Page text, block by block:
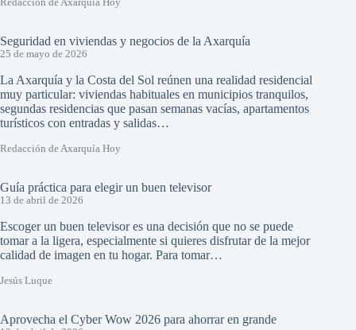
Redacción de Axarquía Hoy
Seguridad en viviendas y negocios de la Axarquía
25 de mayo de 2026
La Axarquía y la Costa del Sol reúnen una realidad residencial
muy particular: viviendas habituales en municipios tranquilos,
segundas residencias que pasan semanas vacías, apartamentos
turísticos con entradas y salidas…
Redacción de Axarquía Hoy
Guía práctica para elegir un buen televisor
13 de abril de 2026
Escoger un buen televisor es una decisión que no se puede
tomar a la ligera, especialmente si quieres disfrutar de la mejor
calidad de imagen en tu hogar. Para tomar…
Jesús Luque
Aprovecha el Cyber Wow 2026 para ahorrar en grande